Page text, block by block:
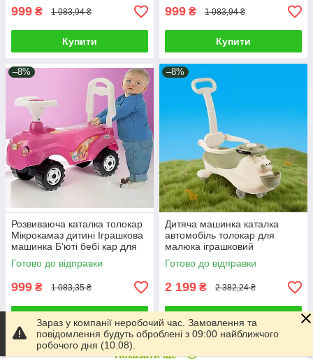
999 ₴ 1 083,94 ₴
Купити
999 ₴ 1 083,94 ₴
Купити
–8%
Розвиваюча каталка толокар
Мікрокамаз дитині Іграшкова
машинка Б'юті бебі кар для
катання розвитку моторики
Готово до відправки
999 ₴ 1 083,35 ₴
–8%
Дитяча машинка каталка
автомобіль толокар для
малюка іграшковий
транспорт батьківська ручка
світло звук бампер
Готово до відправки
2 199 ₴ 2 382,24 ₴
Показати ще
Зараз у компанії неробочий час. Замовлення та
повідомлення будуть оброблені з 09:00 найближчого
робочого дня (10.08).